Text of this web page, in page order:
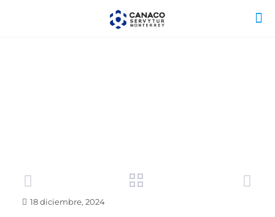
18 diciembre, 2024